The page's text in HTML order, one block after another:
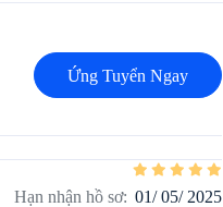
Ứng Tuyển Ngay
Hạn nhận hồ sơ: 01/ 05/ 2025